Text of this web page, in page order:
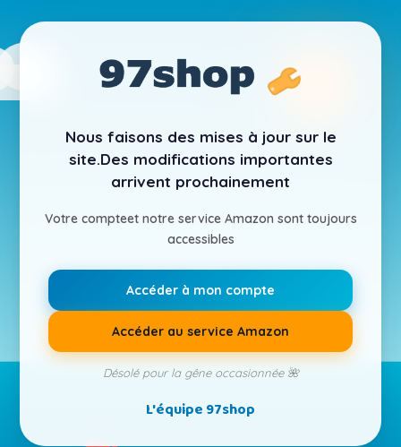
Nous faisons des mises à jour sur le
site.Des modifications importantes
arrivent prochainement
Votre compteet notre service Amazon sont toujours
accessibles
Accéder à mon compte
Accéder au service Amazon
Désolé pour la gêne occasionnée 🌺
L'équipe 97shop